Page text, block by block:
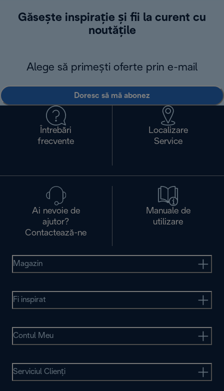
Găsește inspirație și fii la curent cu
noutățile
Alege să primești oferte prin e-mail
Doresc să mă abonez
Întrebări
frecvente
Localizare
Service
Ai nevoie de
ajutor?
Contactează-ne
Manuale de
utilizare
Magazin
Fi inspirat
Contul Meu
Serviciul Clienţi